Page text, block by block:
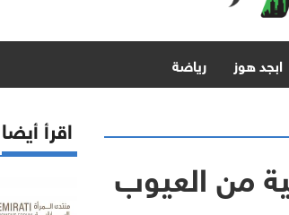
ابجد هوز رياضة
من العيوب
اقرأ أيضا